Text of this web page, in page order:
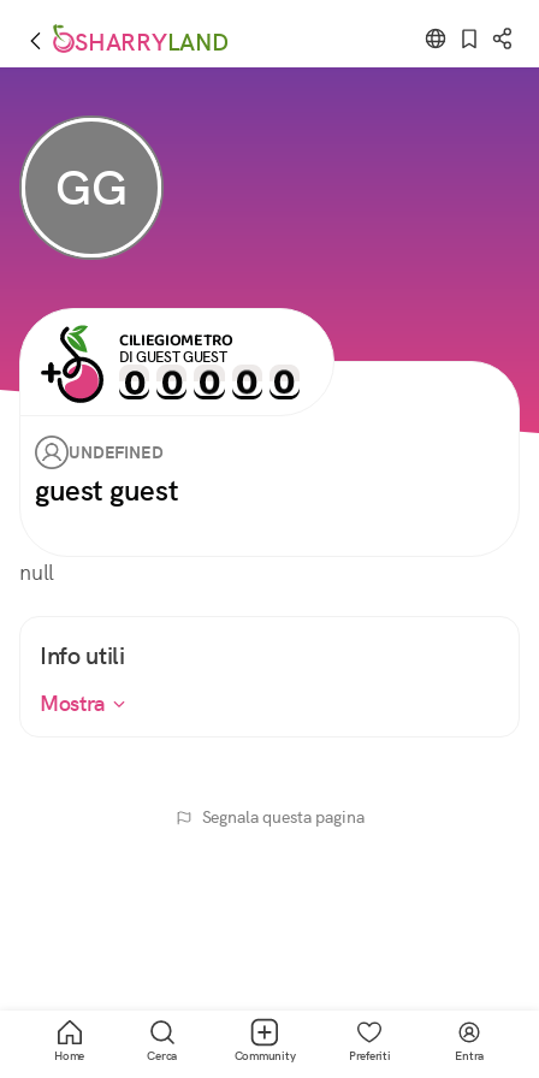
SHARRYLAND
GG
CILIEGIOMETRO
DI GUEST GUEST
UNDEFINED
guest guest
null
Info utili
Mostra
Segnala questa pagina
Home Cerca Community Preferiti Entra